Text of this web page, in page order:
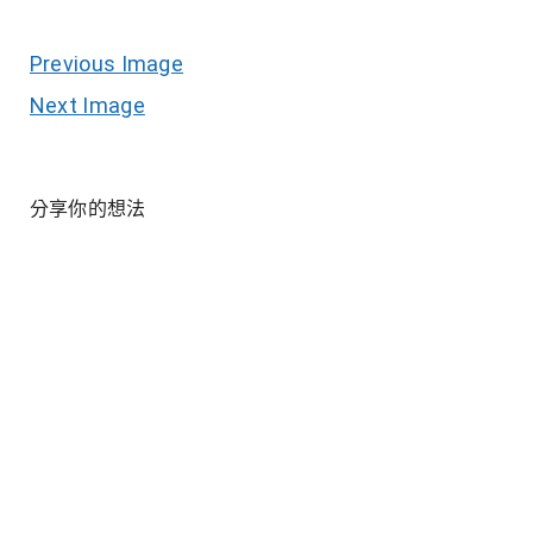
Previous Image
Next Image
分享你的想法